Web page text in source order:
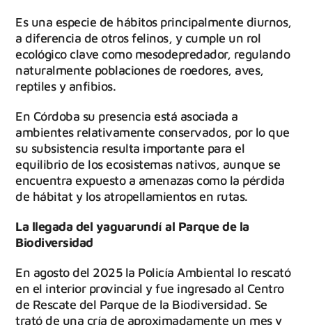
Es una especie de hábitos principalmente diurnos,
a diferencia de otros felinos, y cumple un rol
ecológico clave como mesodepredador, regulando
naturalmente poblaciones de roedores, aves,
reptiles y anfibios.
En Córdoba su presencia está asociada a
ambientes relativamente conservados, por lo que
su subsistencia resulta importante para el
equilibrio de los ecosistemas nativos, aunque se
encuentra expuesto a amenazas como la pérdida
de hábitat y los atropellamientos en rutas.
La llegada del yaguarundí al Parque de la
Biodiversidad
En agosto del 2025 la Policía Ambiental lo rescató
en el interior provincial y fue ingresado al Centro
de Rescate del Parque de la Biodiversidad. Se
trató de una cría de aproximadamente un mes y